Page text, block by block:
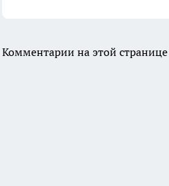
Комментарии на этой